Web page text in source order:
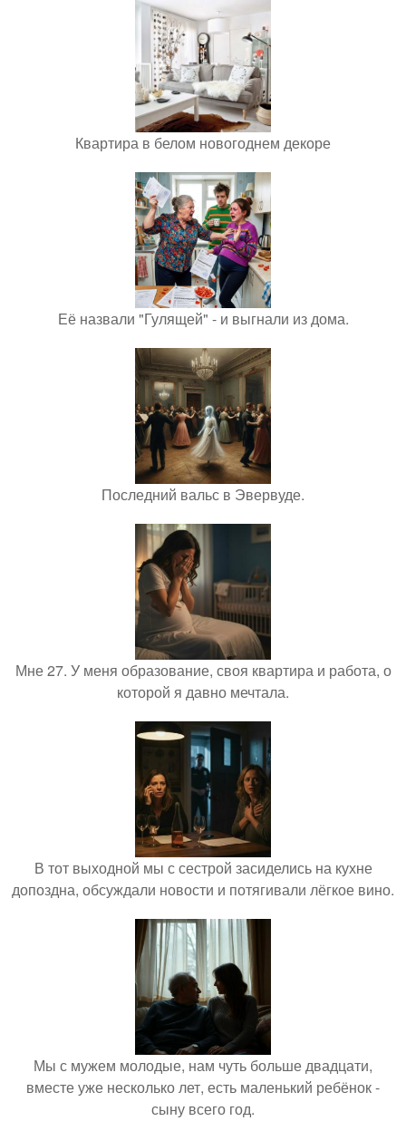
Квартира в белом новогоднем декоре
Её назвали "Гулящей" - и выгнали из дома.
Последний вальс в Эвервуде.
Мне 27. У меня образование, своя квартира и работа, о
которой я давно мечтала.
В тот выходной мы с сестрой засиделись на кухне
допоздна, обсуждали новости и потягивали лёгкое вино.
Мы с мужем молодые, нам чуть больше двадцати,
вместе уже несколько лет, есть маленький ребёнок -
сыну всего год.